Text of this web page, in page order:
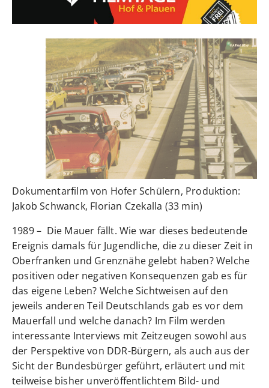
Dokumentarfilm von Hofer Schülern, Produktion:
Jakob Schwanck, Florian Czekalla (33 min)
1989 – Die Mauer fällt. Wie war dieses bedeutende
Ereignis damals für Jugendliche, die zu dieser Zeit in
Oberfranken und Grenznähe gelebt haben? Welche
positiven oder negativen Konsequenzen gab es für
das eigene Leben? Welche Sichtweisen auf den
jeweils anderen Teil Deutschlands gab es vor dem
Mauerfall und welche danach? Im Film werden
interessante Interviews mit Zeitzeugen sowohl aus
der Perspektive von DDR-Bürgern, als auch aus der
Sicht der Bundesbürger geführt, erläutert und mit
teilweise bisher unveröffentlichtem Bild- und